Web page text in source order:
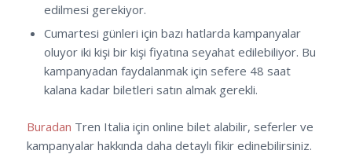
edilmesi gerekiyor.
Cumartesi günleri için bazı hatlarda kampanyalar
oluyor iki kişi bir kişi fiyatına seyahat edilebiliyor. Bu
kampanyadan faydalanmak için sefere 48 saat
kalana kadar biletleri satın almak gerekli.
Buradan Tren Italia için online bilet alabilir, seferler ve
kampanyalar hakkında daha detaylı fikir edinebilirsiniz.